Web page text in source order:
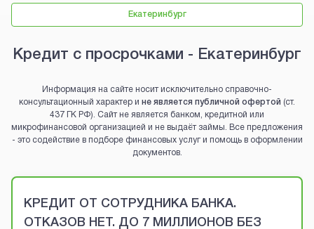
Екатеринбург
Кредит с просрочками - Екатеринбург
Информация на сайте носит исключительно справочно-
консультационный характер и не является публичной офертой (ст.
437 ГК РФ). Сайт не является банком, кредитной или
микрофинансовой организацией и не выдаёт займы. Все предложения
- это содействие в подборе финансовых услуг и помощь в оформлении
документов.
Brobaza - VIP-объявления
КРЕДИТ ОТ СОТРУДНИКА БАНКА.
ОТКАЗОВ НЕТ. ДО 7 МИЛЛИОНОВ БЕЗ